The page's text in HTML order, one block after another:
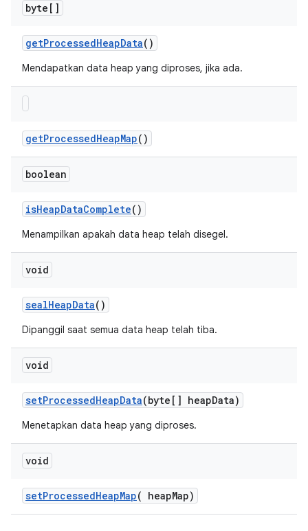
byte[]
getProcessedHeapData()
Mendapatkan data heap yang diproses, jika ada.
getProcessedHeapMap()
boolean
isHeapDataComplete()
Menampilkan apakah data heap telah disegel.
void
sealHeapData()
Dipanggil saat semua data heap telah tiba.
void
setProcessedHeapData(byte[] heapData)
Menetapkan data heap yang diproses.
void
setProcessedHeapMap( heapMap)